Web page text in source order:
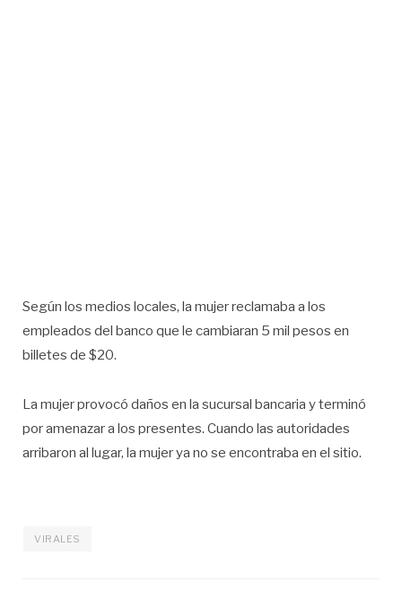
Según los medios locales, la mujer reclamaba a los
empleados del banco que le cambiaran 5 mil pesos en
billetes de $20.
La mujer provocó daños en la sucursal bancaria y terminó
por amenazar a los presentes. Cuando las autoridades
arribaron al lugar, la mujer ya no se encontraba en el sitio.
VIRALES